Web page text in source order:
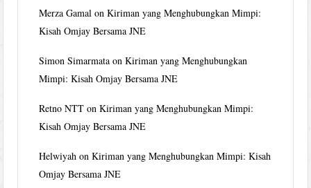
Merza Gamal onKiriman yang Menghubungkan Mimpi:
Kisah Omjay Bersama JNE
Simon Simarmata onKiriman yang Menghubungkan
Mimpi: Kisah Omjay Bersama JNE
Retno NTT onKiriman yang Menghubungkan Mimpi:
Kisah Omjay Bersama JNE
Helwiyah onKiriman yang Menghubungkan Mimpi: Kisah
Omjay Bersama JNE